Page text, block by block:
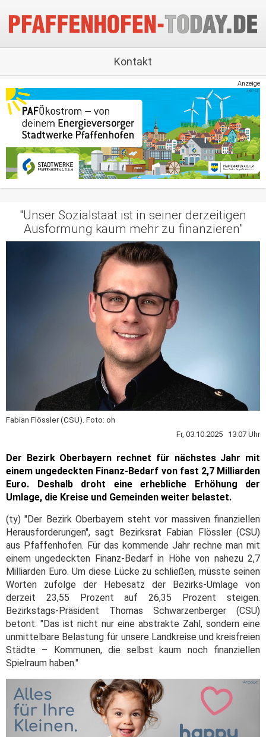
Kontakt
Anzeige
"Unser Sozialstaat ist in seiner derzeitigen
Ausformung kaum mehr zu finanzieren"
Fabian Flössler (CSU). Foto: oh
Fr, 03.10.2025 13:07 Uhr
Der Bezirk Oberbayern rechnet für nächstes Jahr mit
einem ungedeckten Finanz-Bedarf von fast 2,7 Milliarden
Euro. Deshalb droht eine erhebliche Erhöhung der
Umlage, die Kreise und Gemeinden weiter belastet.
(ty) "Der Bezirk Oberbayern steht vor massiven finanziellen
Herausforderungen", sagt Bezirksrat Fabian Flössler (CSU)
aus Pfaffenhofen. Für das kommende Jahr rechne man mit
einem ungedeckten Finanz-Bedarf in Höhe von nahezu 2,7
Milliarden Euro. Um diese Lücke zu schließen, müsste seinen
Worten zufolge der Hebesatz der Bezirks-Umlage von
derzeit 23,55 Prozent auf 26,35 Prozent steigen.
Bezirkstags-Präsident Thomas Schwarzenberger (CSU)
betont: "Das ist nicht nur eine abstrakte Zahl, sondern eine
unmittelbare Belastung für unsere Landkreise und kreisfreien
Städte – Kommunen, die selbst kaum noch finanziellen
Spielraum haben."